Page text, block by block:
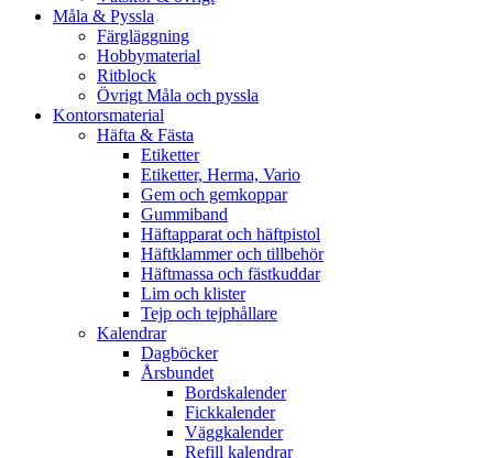
Måla & Pyssla
Färgläggning
Hobbymaterial
Ritblock
Övrigt Måla och pyssla
Kontorsmaterial
Häfta & Fästa
Etiketter
Etiketter, Herma, Vario
Gem och gemkoppar
Gummiband
Häftapparat och häftpistol
Häftklammer och tillbehör
Häftmassa och fästkuddar
Lim och klister
Tejp och tejphållare
Kalendrar
Dagböcker
Årsbundet
Bordskalender
Fickkalender
Väggkalender
Refill kalendrar